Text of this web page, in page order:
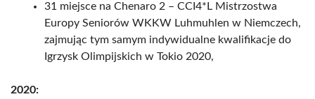
31 miejsce na Chenaro 2 – CCI4*L Mistrzostwa
Europy Seniorów WKKW Luhmuhlen w Niemczech,
zajmując tym samym indywidualne kwalifikacje do
Igrzysk Olimpijskich w Tokio 2020,
2020: